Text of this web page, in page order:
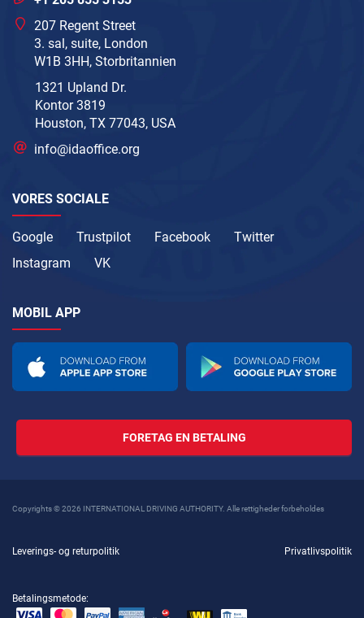
207 Regent Street
3. sal, suite, London
W1B 3HH, Storbritannien
1321 Upland Dr.
Kontor 3819
Houston, TX 77043, USA
info@idaoffice.org
VORES SOCIALE
Google Trustpilot Facebook
Twitter
Instagram
VK
MOBIL APP
FORETAG EN BETALING
Copyrights © 2026 INTERNATIONAL DRIVING AUTHORITY. Alle rettigheder forbeholdes
Leverings- og returpolitik Privatlivspolitik
Betalingsmetode: